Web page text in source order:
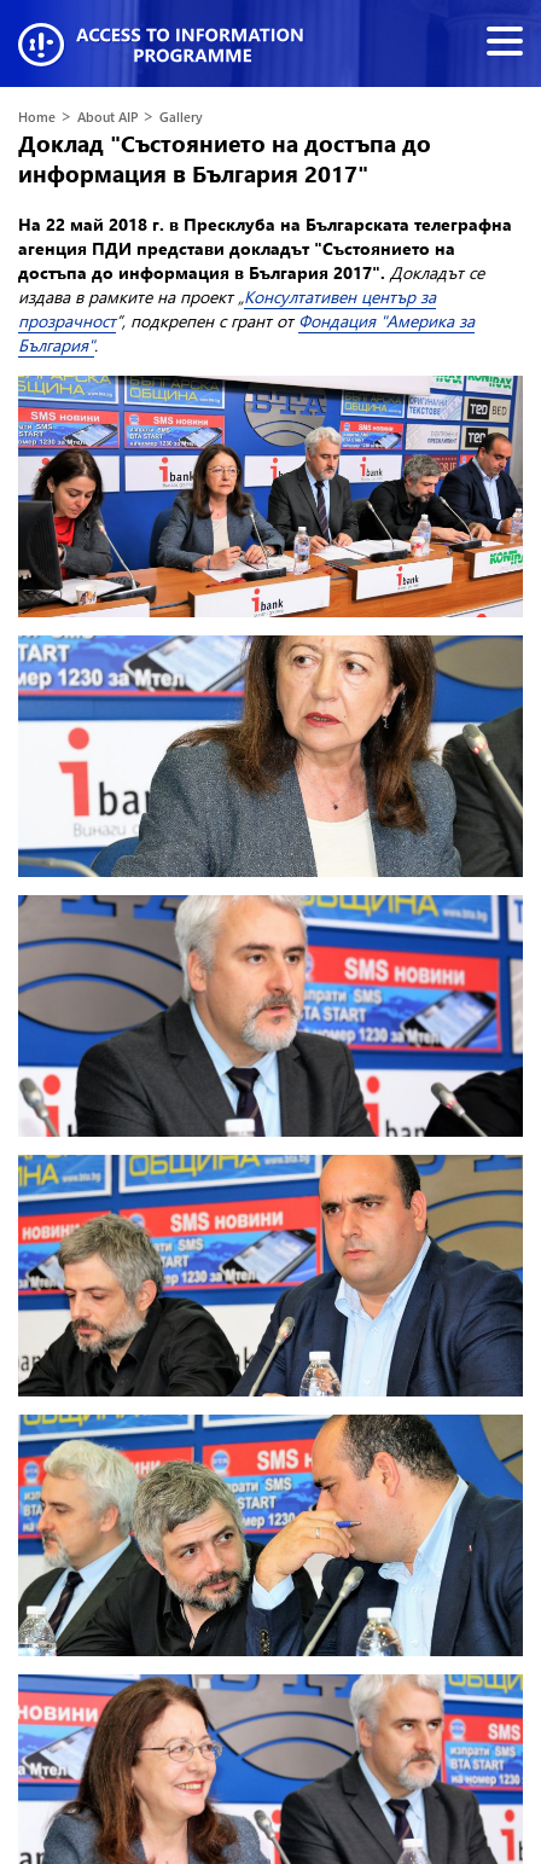
Home > About AIP > Gallery
Доклад "Състоянието на достъпа до
информация в България 2017"
На 22 май 2018 г. в Пресклуба на Българската телеграфна
агенция ПДИ представи докладът "Състоянието на
достъпа до информация в България 2017". Докладът се
издава в рамките на проект „Консултативен център за
прозрачност”, подкрепен с грант отФондация "Америка за
България".